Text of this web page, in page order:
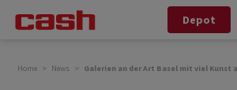
Depot
Home News Galerien an der Art Basel mit viel Kunst